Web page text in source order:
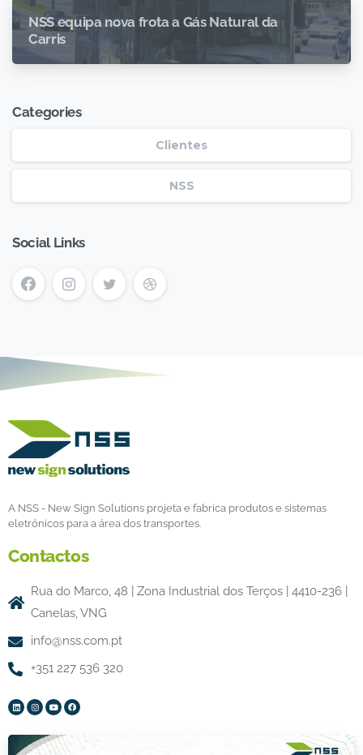
NSS equipa nova frota a Gás Natural da
Carris
Categories
Clientes
NSS
Social Links
A NSS - New Sign Solutions projeta e fabrica produtos e sistemas
eletrónicos para a área dos transportes.
Contactos
Rua do Marco, 48 | Zona Industrial dos Terços | 4410-236 |
Canelas, VNG
info@nss.com.pt
+351 227 536 320